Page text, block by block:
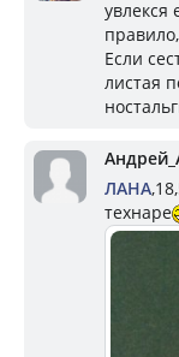
увлекся
Если
листая
ЛАНА
технаре